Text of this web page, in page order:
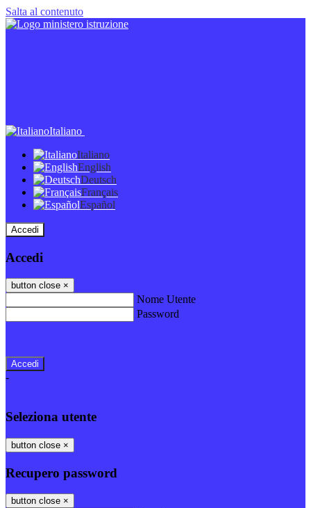
Salta al contenuto
Italiano
Italiano
English
Deutsch
Français
Español
Accedi
Accedi
button close ×
Nome Utente
Password
-
Seleziona utente
button close ×
Recupero password
button close ×